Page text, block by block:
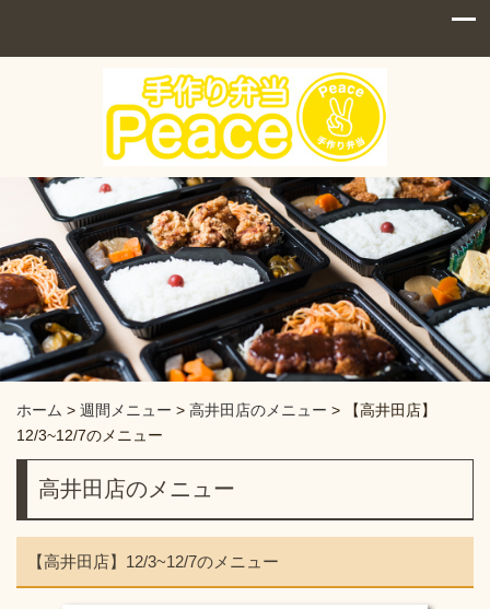
ホーム > 週間メニュー > 高井田店のメニュー >
【高井田店】
12/3~12/7のメニュー
高井田店のメニュー
【高井田店】12/3~12/7のメニュー